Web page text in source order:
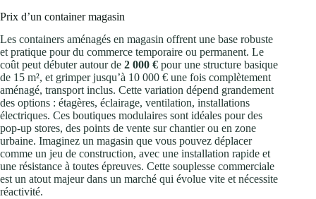
Prix d’un container magasin
Les containers aménagés en magasin offrent une base robuste
et pratique pour du commerce temporaire ou permanent. Le
coût peut débuter autour de 2 000 € pour une structure basique
de 15 m², et grimper jusqu’à 10 000 € une fois complètement
aménagé, transport inclus. Cette variation dépend grandement
des options : étagères, éclairage, ventilation, installations
électriques. Ces boutiques modulaires sont idéales pour des
pop-up stores, des points de vente sur chantier ou en zone
urbaine. Imaginez un magasin que vous pouvez déplacer
comme un jeu de construction, avec une installation rapide et
une résistance à toutes épreuves. Cette souplesse commerciale
est un atout majeur dans un marché qui évolue vite et nécessite
réactivité.